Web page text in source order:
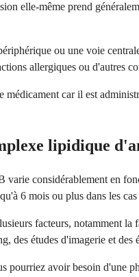
elle-même prend
ou une voie
allergiques ou d'autres
car il est
lipidique
considérablement en
6 mois ou plus dans les cas
facteurs, notamment
des études d'imagerie et
pourriez avoir besoin d'une